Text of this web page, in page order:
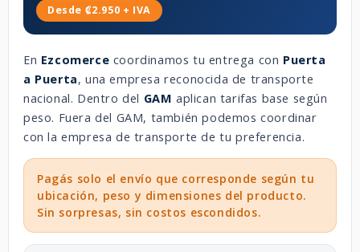
Desde ₡2.950 + IVA
En Ezcomerce coordinamos tu entrega con Puerta
a Puerta, una empresa reconocida de transporte
nacional. Dentro del GAM aplican tarifas base según
peso. Fuera del GAM, también podemos coordinar
con la empresa de transporte de tu preferencia.
Pagás solo el envío que corresponde según tu
ubicación, peso y dimensiones del producto.
Sin sorpresas, sin costos escondidos.